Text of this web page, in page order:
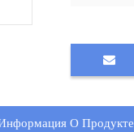
О Продукте